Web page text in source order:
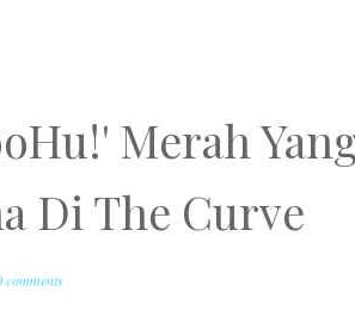
Merah
Di The Curve
comments